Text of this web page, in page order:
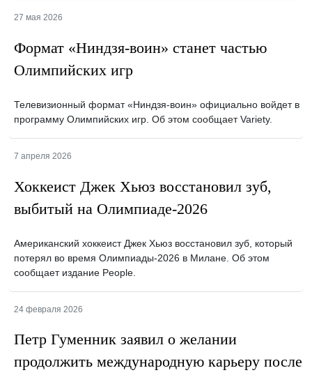
27 мая 2026
Формат «Ниндзя-воин» станет частью
Олимпийских игр
Телевизионный формат «Ниндзя-воин» официально войдет в
программу Олимпийских игр. Об этом сообщает Variety.
7 апреля 2026
Хоккеист Джек Хьюз восстановил зуб,
выбитый на Олимпиаде-2026
Американский хоккеист Джек Хьюз восстановил зуб, который
потерял во время Олимпиады-2026 в Милане. Об этом
сообщает издание People.
24 февраля 2026
Петр Гуменник заявил о желании
продолжить международную карьеру после